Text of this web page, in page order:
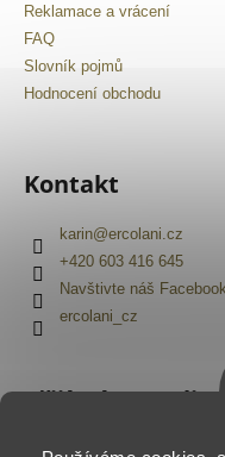
m
e
Reklamace a vrácení
FAQ
Slovník pojmů
Hodnocení obchodu
Kontakt
karin@ercolani.cz
+420 603 416 645
Navštivte náš Facebook
ercolani_cz
Přijímáme